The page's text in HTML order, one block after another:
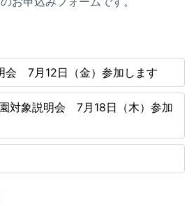
会 7月12日（金）参加します
対象説明会 7月18日（木）参加